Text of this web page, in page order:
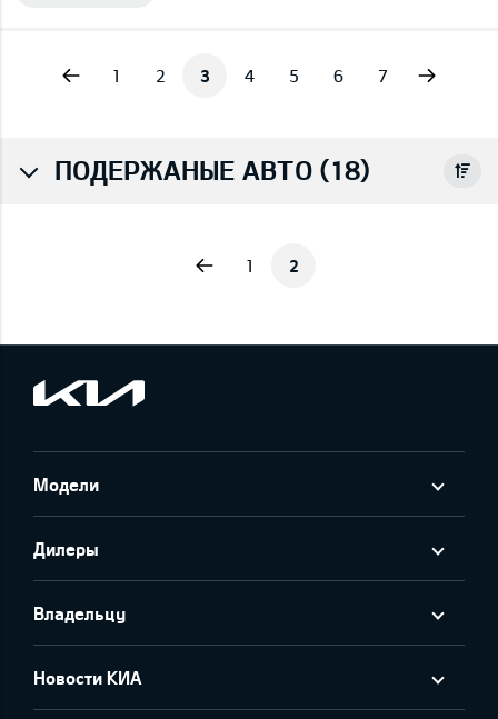
1 2 3 4 5 6 7
ПОДЕРЖАНЫЕ АВТО (18)
1 2
Модели
Дилеры
Владельцу
Новости КИА